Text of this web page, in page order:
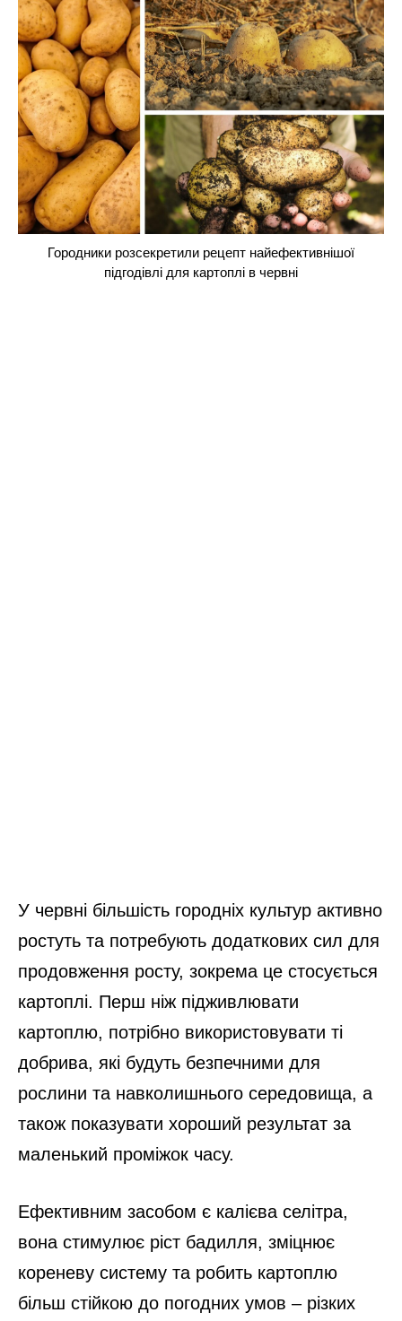
Городники розсекретили рецепт найефективнішої
підгодівлі для картоплі в червні
У червні більшість городніх культур активно
ростуть та потребують додаткових сил для
продовження росту, зокрема це стосується
картоплі. Перш ніж підживлювати
картоплю, потрібно використовувати ті
добрива, які будуть безпечними для
рослини та навколишнього середовища, а
також показувати хороший результат за
маленький проміжок часу.
Ефективним засобом є калієва селітра,
вона стимулює ріст бадилля, зміцнює
кореневу систему та робить картоплю
більш стійкою до погодних умов – різких